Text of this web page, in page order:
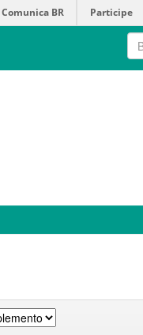
Comunica BR Participe